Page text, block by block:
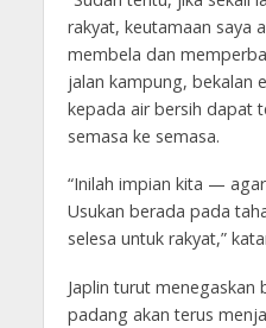
rakyat, keutamaan saya
membela dan
jalan kampung, bekalan
kepada air bersih dapat
semasa ke semasa.
“Inilah impian kita —
Usukan berada pada
selesa untuk rakyat,”
Japlin turut menegaskan
padang akan terus